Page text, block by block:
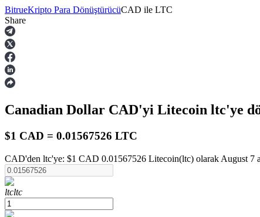
Vadeli İşlemler
USDT Vadeli İşlemleri
Teminat olarak USDT kullanan vadeli işlemler
BitrueKripto Para DönüştürücüCAD ile LTC
Share
Canadian Dollar CAD'yi Litecoin ltc'ye
$1 CAD = 0.01567526 LTC
CAD'den ltc'ye: $1 CAD 0.01567526 Litecoin(ltc) olarak August 7
ltcltc